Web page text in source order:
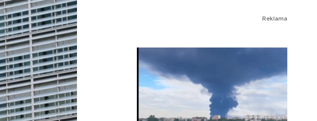
Reklama